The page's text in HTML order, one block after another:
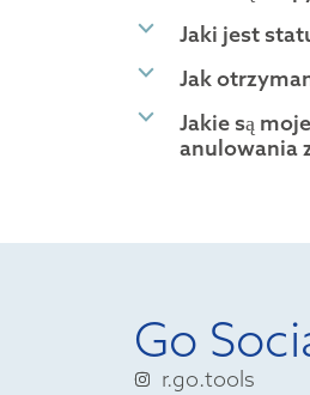
b Jaki jest
b Jak
b
Jakie są
anulowania
Go
r.go.tools